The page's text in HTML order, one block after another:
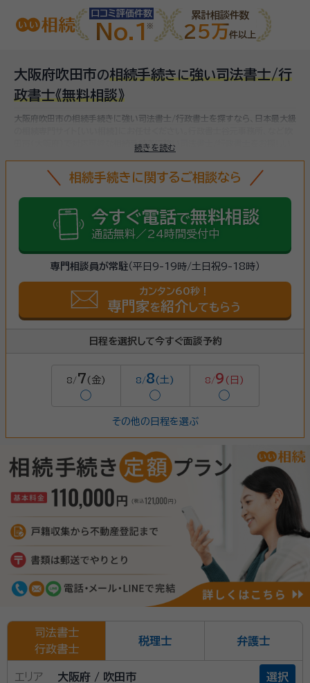
口コミ評価件数
No.1
累計相談件数
25万件以上
大阪府吹田市の相続手続き に強い司法書士/行
政書士《無料相談》
続きを読む
大阪府吹田市の相続手続きに強い司法書士/行政書士を探すなら、日本最大級
田市(大阪府)で対応可能な相続手続きに強い司法書士/行政書士をお探しい
手続きです。相続人・相続財産の確認、遺言書の確認、遺産分割協議、相続財産
の名義変更、相続税の申告・納税（相続財産が基礎控除額を超えていた場合）な
相続手続きに関するご相談なら
今すぐ電話で無料相談
通話無料／24時間受付中
専門相談員が常駐（平日9-19時/土日祝9-18時）
カンタン60秒！
専門家を紹介 してもらう
日程を選択して今すぐ面談予約
8/7 (金)
◯
8/8(土)
◯
8/9 (日)
◯
その他の日程を選ぶ
司法書士
行政書士
税理士 弁護士
エリア 大阪府 / 吹田市 選択